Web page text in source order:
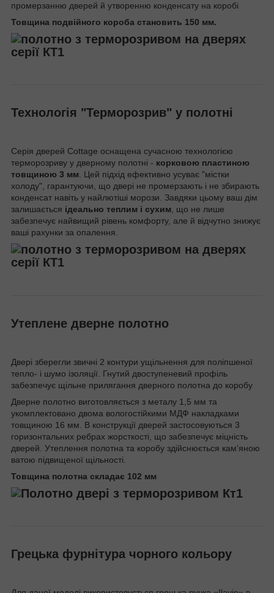
промерзанню дверей й утворенню конденсату на коробі
Товщина подвійного короба становить 150 мм.
Технологія "Терморозрив" у полотні
Серія дверей Cottage оснащена сучасною технологією
терморозриву у дверному полотні - корковою пластиною
товщиною 3 мм . Цей підхід ефективно усуває "містки
холоду", гарантуючи, що двері не промерзають і не збирають
конденсат навіть у найлютіші морози. Завдяки цьому ваш дім
залишається ідеально теплим і сухим , що не лише
забезпечує найвищий рівень комфорту, але й відчутно знижує
ваші рахунки за опалення.
Утеплене дверне полотно
Двері зберегли звичні 2 контури ущільнення для поліпшеної
тепло- і шумо ізоляції. Гнутий двоступеневий профіль
забезпечує щільне прилягання дверного полотна до коробу
Дверне полотно виготовляється з металу 1,5 мм та
укомплектовано двома вологостійкими МДФ накладками
товщиною 16 мм. В конструкції дверей застосовуються 3
горизонтальних ребрах жорсткості, що забезпечує міцність
дверей. Утеплення полотна та коробу здійснюється кам'яною
ватою підвищеної щільності.
Товщина полотна складає 102 мм
Грецька фурнітура чорного кольору